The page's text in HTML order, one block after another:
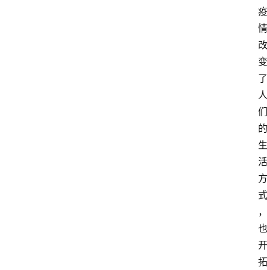
疫
情
改
变
了
人
们
的
生
活
方
式
，
也
开
拓